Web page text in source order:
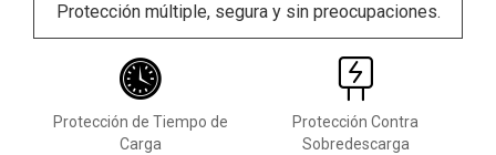
Protección múltiple, segura y sin preocupaciones.
Protección de Tiempo de
Carga
Protección Contra
Sobredescarga